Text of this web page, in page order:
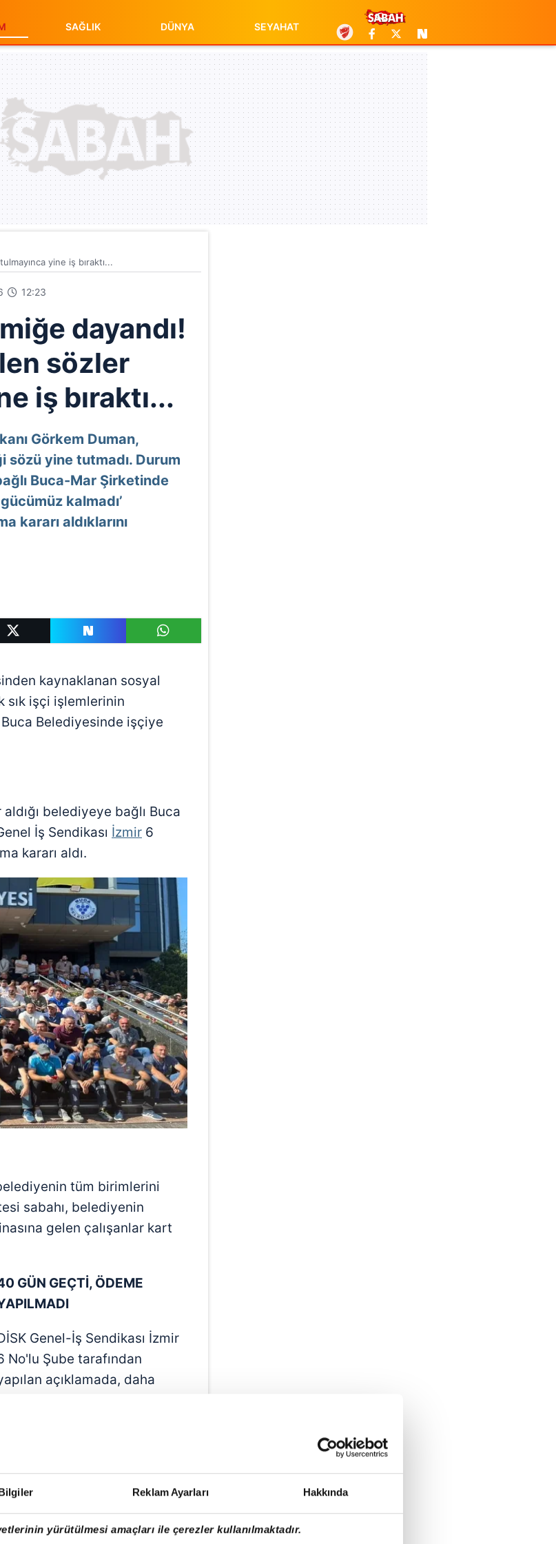
Reklam Ayarları Hakkında
yürütülmesi amaçları ile çerezler kullanılmaktadır.
SAĞLIK DÜNYA SEYAHAT
yine iş bıraktı...
12:23
dayandı!
sözler
iş bıraktı...
Görkem Duman,
sözü yine tutmadı. Durum
Buca-Mar Şirketinde
kalmadı’
kararı aldıklarını
kaynaklanan sosyal
sık işçi işlemlerinin
Belediyesinde işçiye
belediyeye bağlı Buca
İş Sendikası İzmir 6
kararı aldı.
tüm birimlerini
sabahı, belediyenin
gelen çalışanlar kart
GÜN GEÇTİ, ÖDEME
Genel-İş Sendikası İzmir
No'lu Şube tarafından
açıklamada, daha
tüm birimlerde süresiz iş
günü itibariyle
işçisinin artık ekonomik